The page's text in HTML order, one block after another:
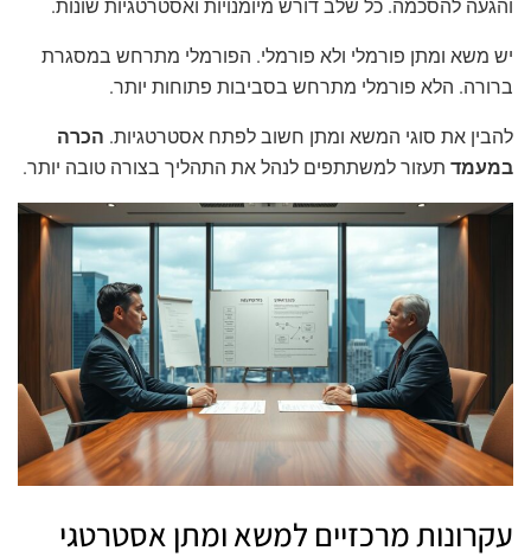
והגעה להסכמה. כל שלב דורש מיומנויות ואסטרטגיות שונות.
יש משא ומתן פורמלי ולא פורמלי. הפורמלי מתרחש במסגרת
ברורה. הלא פורמלי מתרחש בסביבות פתוחות יותר.
להבין את סוגי המשא ומתן חשוב לפתח אסטרטגיות. הכרה
במעמד תעזור למשתתפים לנהל את התהליך בצורה טובה יותר.
עקרונות מרכזיים למשא ומתן אסטרטגי